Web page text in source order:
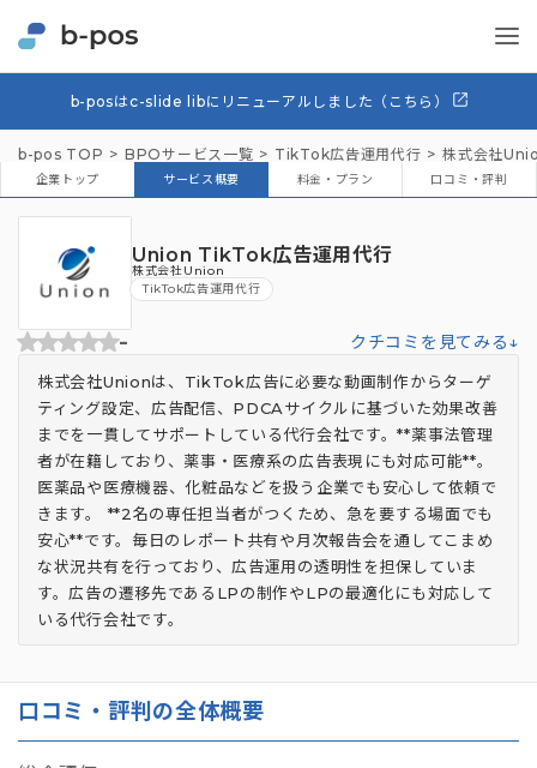
b-posはc-slide libにリニューアルしました（こちら）
b-pos TOP BPOサービス一覧 TikTok広告運用代行 株式会社
企業トップ サービス概要 料金・プラン 口コミ・評判
Union TikTok広告運用代行
株式会社Union
TikTok広告運用代行
- クチコミを見てみる↓
株式会社Unionは、TikTok広告に必要な動画制作からターゲ
ティング設定、広告配信、PDCAサイクルに基づいた効果改善
までを一貫してサポートしている代行会社です。**薬事法管理
者が在籍しており、薬事・医療系の広告表現にも対応可能**。
医薬品や医療機器、化粧品などを扱う企業でも安心して依頼で
きます。 **2名の専任担当者がつくため、急を要する場面でも
安心**です。毎日のレポート共有や月次報告会を通してこまめ
な状況共有を行っており、広告運用の透明性を担保していま
す。広告の遷移先であるLPの制作やLPの最適化にも対応して
いる代行会社です。
口コミ・評判の全体概要